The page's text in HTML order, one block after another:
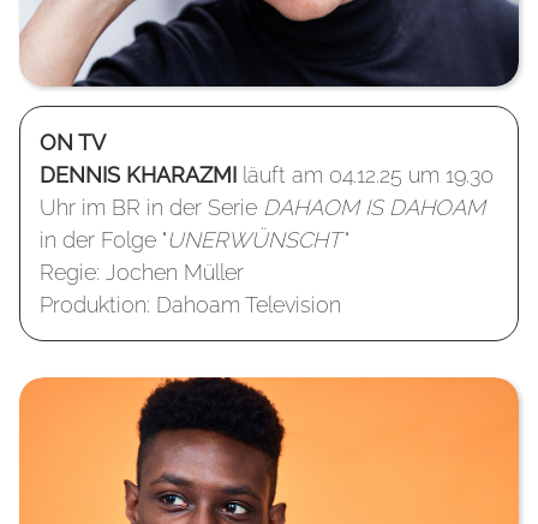
ON TV
DENNIS KHARAZMI läuft am 04.12.25 um 19.30
Uhr im BR in der Serie DAHAOM IS DAHOAM
in der Folge "UNERWÜNSCHT"
Regie: Jochen Müller
Produktion: Dahoam Television